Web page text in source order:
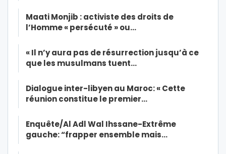
Maati Monjib : activiste des droits de
l’Homme « persécuté » ou…
« Il n’y aura pas de résurrection jusqu’à ce
que les musulmans tuent…
Dialogue inter-libyen au Maroc: « Cette
réunion constitue le premier…
Enquête/Al Adl Wal Ihssane-Extrême
gauche: “frapper ensemble mais…